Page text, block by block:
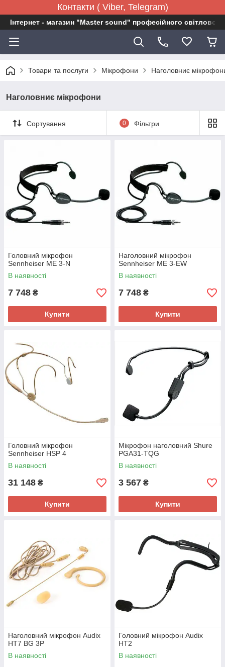
Контакти ( Viber, Telegram)
Інтернет - магазин "Master sound" професійного
Товари та послуги Мікрофони Наголовниє
Наголовниє мікрофони
Сортування 0 Фільтри
Головний мікрофон
Sennheiser ME 3-N
В наявності
7 748 ₴
Купити
Наголовний мікрофон
Sennheiser ME 3-EW
В наявності
7 748 ₴
Купити
Головний мікрофон
Sennheiser HSP 4
В наявності
31 148 ₴
Купити
Мікрофон наголовний Shure
PGA31-TQG
В наявності
3 567 ₴
Купити
Наголовний мікрофон Audix
HT7 BG 3P
В наявності
Головний мікрофон Audix
HT2
В наявності